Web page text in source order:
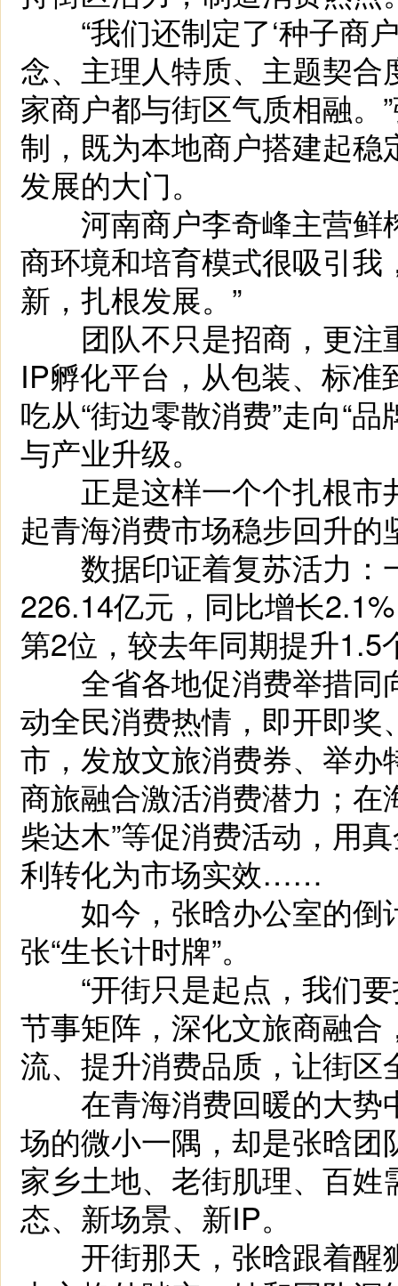
“我们还制定了‘种子商
念、主理人特质、主题契
家商户都与街区气质相融。
制，既为本地商户搭建起
发展的大门。
河南商户李奇峰主营鲜
商环境和培育模式很吸引
新，扎根发展。”
团队不只是招商，更注
IP孵化平台，从包装、标
吃从“街边零散消费”走向“
与产业升级。
正是这样一个个扎根市
起青海消费市场稳步回升的
数据印证着复苏活力：
226.14亿元，同比增长
第2位，较去年同期提升1.5
全省各地促消费举措同
动全民消费热情，即开即
市，发放文旅消费券、举
商旅融合激活消费潜力；在
柴达木”等促消费活动，用
利转化为市场实效……
如今，张晗办公室的倒
张“生长计时牌”。
“开街只是起点，我们要
节事矩阵，深化文旅商融
流、提升消费品质，让街区
在青海消费回暖的大势
场的微小一隅，却是张晗
家乡土地、老街肌理、百
态、新场景、新IP。
开街那天，张晗跟着醒